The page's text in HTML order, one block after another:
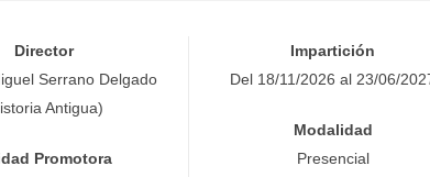
Director
Serrano Delgado
Antigua)
Promotora
Impartición
Del 18/11/2026 al 23/06/
Modalidad
Presencial